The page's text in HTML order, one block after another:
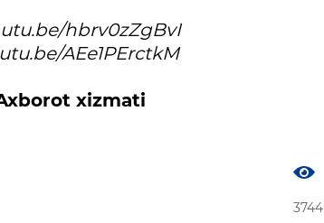
hbrv0zZgBvI
AEe1PErctkM
xizmati
3744